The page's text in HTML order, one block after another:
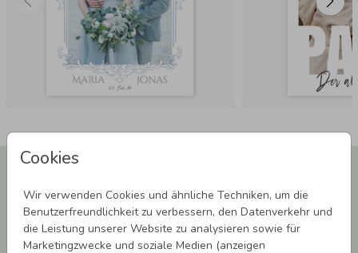
Cookies
Wir verwenden Cookies und ähnliche Techniken, um die
Benutzerfreundlichkeit zu verbessern, den Datenverkehr und
die Leistung unserer Website zu analysieren sowie für
Marketingzwecke und soziale Medien (anzeigen
Newsletter abonnieren und 5,00 € Rabatt**
Melde Dich zu unserem Newsletter an und bleibe auf dem
Laufenden.